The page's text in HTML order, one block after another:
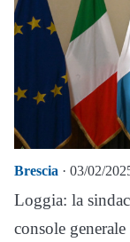
Brescia · 03/02/
Loggia: la
console